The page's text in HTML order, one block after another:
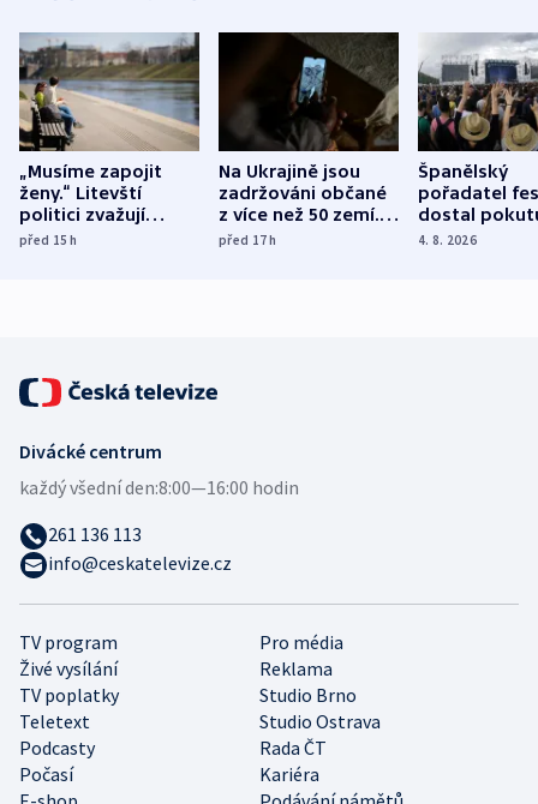
„Musíme zapojit
ženy.“ Litevští
politici zvažují
dohodu o
před 15h
Na Ukrajině jsou
zadržováni občané
z více než 50 zemí.
Bojovali na straně
před 17h
Španělský
pořadatel
dostal
nekalé
4. 8. 2026
TV program
Pro média
Živé vysílání
Reklama
TV poplatky
Studio Brno
Teletext
Studio Ostrava
Podcasty
Rada ČT
Počasí
Kariéra
Divácké centrum
každý všední den:8:00—16:00 hodin
261 136 113
info@ceskatelevize.cz